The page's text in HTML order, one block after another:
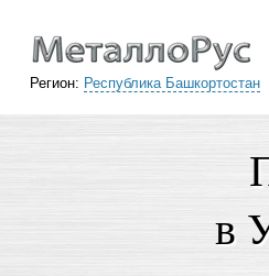
Регион: Республика Башкортостан
в